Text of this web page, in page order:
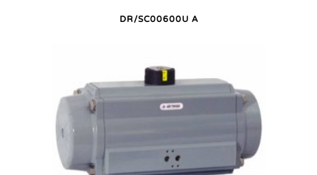
DR/SC00600U A